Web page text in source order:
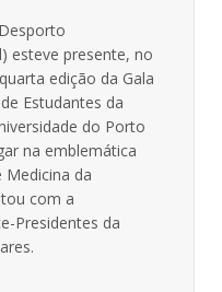
esteve presente, no
edição da Gala
Estudantes da
do Porto
na emblemática
Medicina da
com a
Presidentes da